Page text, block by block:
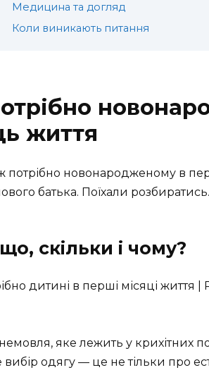
Медицина та догляд
Коли виникають питання
життя
потрібно новонародженому в
батька. Поїхали розбиратись.
скільки і чому?
яке лежить у крихітних
вибір одягу — це не тільки про